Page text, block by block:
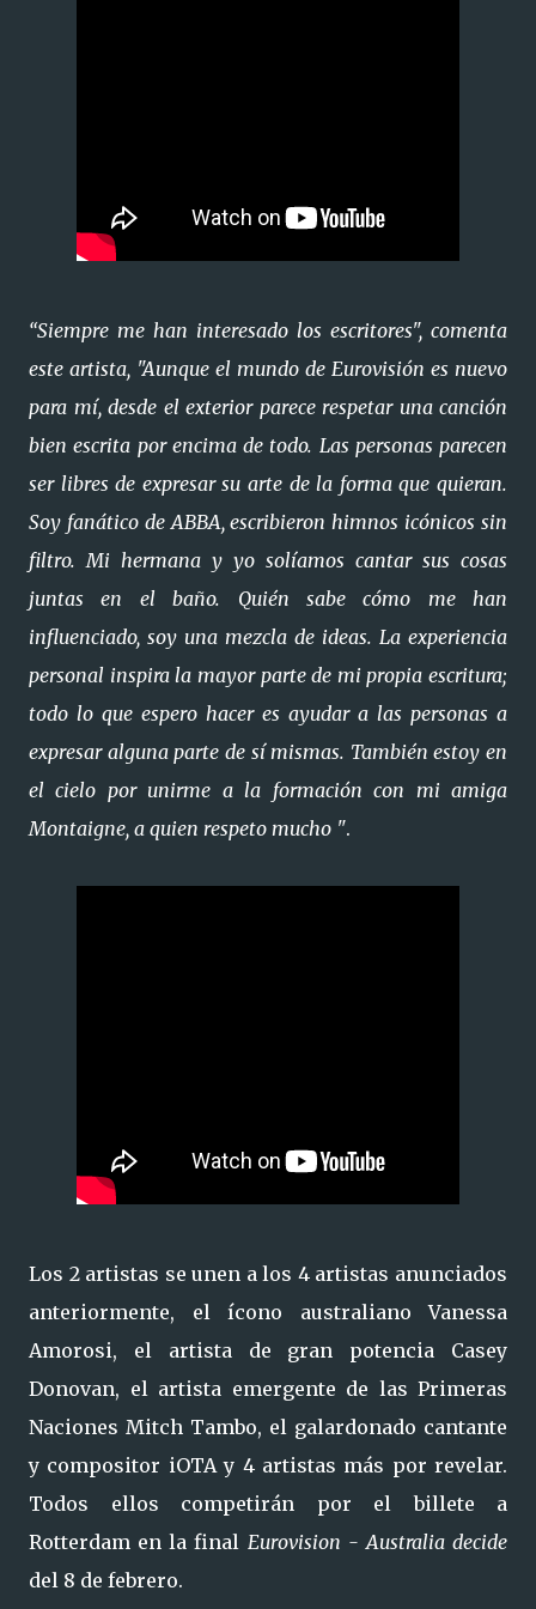
“Siempre me han interesado los escritores", comenta
este artista, "Aunque el mundo de Eurovisión es nuevo
para mí, desde el exterior parece respetar una canción
bien escrita por encima de todo. Las personas parecen
ser libres de expresar su arte de la forma que quieran.
Soy fanático de ABBA, escribieron himnos icónicos sin
filtro. Mi hermana y yo solíamos cantar sus cosas
juntas en el baño. Quién sabe cómo me han
influenciado, soy una mezcla de ideas. La experiencia
personal inspira la mayor parte de mi propia escritura;
todo lo que espero hacer es ayudar a las personas a
expresar alguna parte de sí mismas. También estoy en
el cielo por unirme a la formación con mi amiga
Montaigne, a quien respeto mucho ".
Los 2 artistas se unen a los 4 artistas anunciados
anteriormente, el ícono australiano Vanessa
Amorosi, el artista de gran potencia Casey
Donovan, el artista emergente de las Primeras
Naciones Mitch Tambo, el galardonado cantante
y compositor iOTA y 4 artistas más por revelar.
Todos ellos competirán por el billete a
Rotterdam en la final Eurovision - Australia decide
del 8 de febrero.